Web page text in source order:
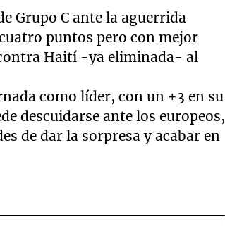
Grupo C ante la aguerrida
puntos pero con mejor
Haití -ya eliminada- al
como líder, con un +3 en su
descuidarse ante los europeos,
de dar la sorpresa y acabar en